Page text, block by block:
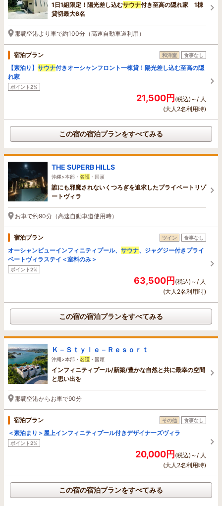
1日1組限定！陽光差し込むサウナ付き至高の隠れ家 1棟
貸切最大6名
那覇空港より車で約100分（高速自動車道利用）
宿泊プラン 和洋室 食事なし
【素泊り】 サウナ付きオーシャンフロント一棟貸！陽光差し込む至高の隠
れ家
ポイント2%
21,500円(税込)～/ 人
(大人2名利用時)
この宿の宿泊プランをすべてみる
THE SUPERB HILLS
沖縄>本部・ 名護 ・国頭
誰にも邪魔されないくつろぎを追求したプライベートリゾ
ートヴィラ
お車で約90分（高速自動車道使用時）
宿泊プラン ツイン 食事なし
オーシャンビューインフィニティプール、 サウナ、ジャグジー付きプライ
ベートヴィラステイ＜室料のみ＞
ポイント2%
63,500円(税込)～/ 人
(大人2名利用時)
この宿の宿泊プランをすべてみる
Ｋ－Ｓｔｙｌｅ－Ｒｅｓｏｒｔ
沖縄>本部・ 名護 ・国頭
インフィニティプール/新築/豊かな自然と共に最幸の空間
と思い出を
那覇空港からお車で90分
宿泊プラン その他 食事なし
＜素泊まり＞屋上インフィニティプール付きデザイナーズヴィラ
ポイント2%
20,000円(税込)～/ 人
(大人2名利用時)
この宿の宿泊プランをすべてみる